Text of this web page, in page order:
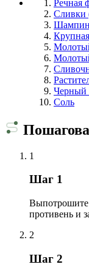
Речная
Сливки
Черный
Соль
1
Шаг 1
Выпотрошите
противень и
2
Шаг 2